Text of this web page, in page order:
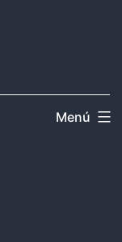
Menú